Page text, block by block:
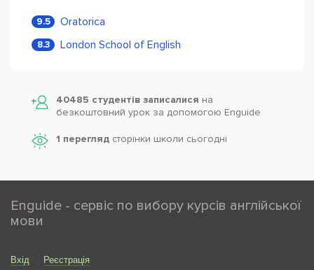
9.5 Oratorica
8.3 London School of English
40485 студентів записалися на
безкоштовний урок за допомогою Enguide
1 перегляд сторінки школи cьогодні
Enguide - сервіс по вибору курсів англійської
мови
Вхід Реєстрація